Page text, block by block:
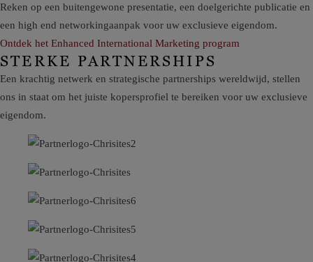
Reken op een buitengewone presentatie, een doelgerichte publicatie en
een high end networkingaanpak voor uw exclusieve eigendom.
Ontdek het Enhanced International Marketing program
STERKE PARTNERSHIPS
Een krachtig netwerk en strategische partnerships wereldwijd, stellen
ons in staat om het juiste kopersprofiel te bereiken voor uw exclusieve
eigendom.